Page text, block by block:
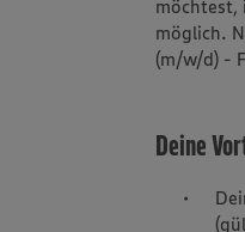
möchtest,
möglich.
(m/w/d) -
Deine